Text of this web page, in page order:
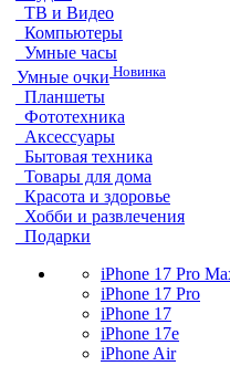
ТВ и Видео
Компьютеры
Умные часы
Умные очки Новинка
Планшеты
Фототехника
Аксессуары
Бытовая техника
Товары для дома
Красота и здоровье
Хобби и развлечения
Подарки
iPhone 17 Pro
iPhone 17 Pro
iPhone 17
iPhone 17e
iPhone Air